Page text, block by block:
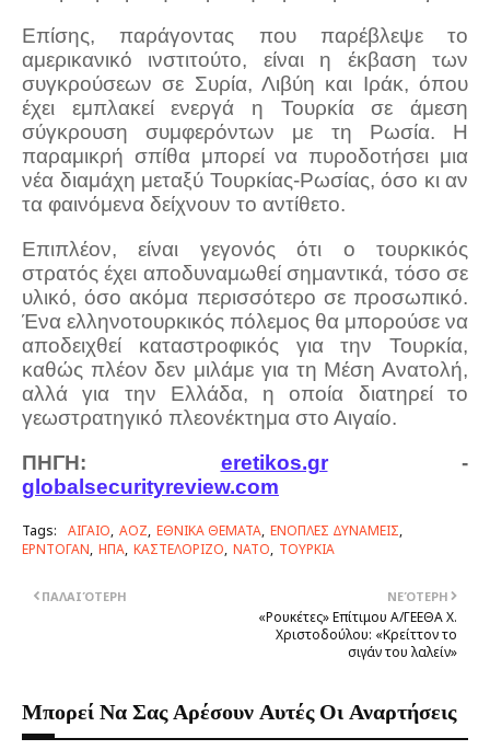
Επίσης, παράγοντας που παρέβλεψε το
αμερικανικό ινστιτούτο, είναι η έκβαση των
συγκρούσεων σε Συρία, Λιβύη και Ιράκ, όπου
έχει εμπλακεί ενεργά η Τουρκία σε άμεση
σύγκρουση συμφερόντων με τη Ρωσία. Η
παραμικρή σπίθα μπορεί να πυροδοτήσει μια
νέα διαμάχη μεταξύ Τουρκίας-Ρωσίας, όσο κι αν
τα φαινόμενα δείχνουν το αντίθετο.
Επιπλέον, είναι γεγονός ότι ο τουρκικός
στρατός έχει αποδυναμωθεί σημαντικά, τόσο σε
υλικό, όσο ακόμα περισσότερο σε προσωπικό.
Ένα ελληνοτουρκικός πόλεμος θα μπορούσε να
αποδειχθεί καταστροφικός για την Τουρκία,
καθώς πλέον δεν μιλάμε για τη Μέση Ανατολή,
αλλά για την Ελλάδα, η οποία διατηρεί το
γεωστρατηγικό πλεονέκτημα στο Αιγαίο.
ΠΗΓΗ: eretikos.gr-
globalsecurityreview.com
Tags: ΑΙΓΑΙΟ ΑΟΖ ΕΘΝΙΚΑ ΘΕΜΑΤΑ ΕΝΟΠΛΕΣ ΔΥΝΑΜΕΙΣ
ΕΡΝΤΟΓΑΝ ΗΠΑ ΚΑΣΤΕΛΟΡΙΖΟ ΝΑΤΟ ΤΟΥΡΚΙΑ
ΝΕΌΤΕΡΗ
«Ρουκέτες» Επίτιμου Α/ΓΕΕΘΑ Χ.
Χριστοδούλου: «Κρείττον το
σιγάν του λαλείν»
ΠΑΛΑΙΌΤΕΡΗ
Μπορεί Να Σας Αρέσουν Αυτές Οι Αναρτήσεις